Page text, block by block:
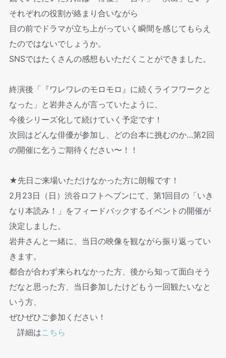
それぞれの役割が絡まり合いながら
目の前でドラマが立ち上がっていく瞬間を感じてもらえ
たのではないでしょうか。
SNSではたくさんの感想もいただくことができました。
終演後「『ワレワレのモロモロ』に続くライフワークと
なった」と岩井さんが言っていたように、
今後シリーズ化して続けていく予定です！
次回はどんな俳優が参加し、どの台本に挑むのか…第2回
の開催に乞うご期待ください〜！！
★先日ご来場いただけなかった方に朗報です！
2月23日（日）渋谷ロフトヘブンにて、第1回目の「いき
なり本読み！」をフィードバックするイベントの開催が
決定しました。
岩井さんと一緒に、当日の映像を観ながら振り返ってい
きます。
都合が合わず来られなかった方、後から知って面白そう
だなと思った方、当日参加したけどもう一回観たいなと
いう方、
ぜひぜひご参加ください！
詳細はこちら